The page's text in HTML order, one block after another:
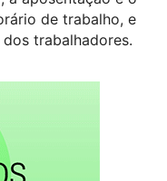
de trabalho, e
trabalhadores.